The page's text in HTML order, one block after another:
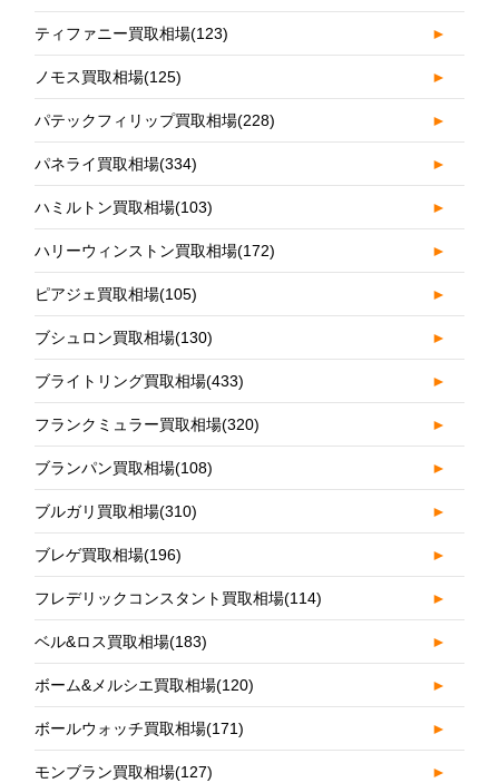
ティファニー買取相場(123) ►
ノモス買取相場(125) ►
パテックフィリップ買取相場(228) ►
パネライ買取相場(334) ►
ハミルトン買取相場(103) ►
ハリーウィンストン買取相場(172) ►
ピアジェ買取相場(105) ►
ブシュロン買取相場(130) ►
ブライトリング買取相場(433) ►
フランクミュラー買取相場(320) ►
ブランパン買取相場(108) ►
ブルガリ買取相場(310) ►
ブレゲ買取相場(196) ►
フレデリックコンスタント買取相場(114) ►
ベル&ロス買取相場(183) ►
ボーム&メルシエ買取相場(120) ►
ボールウォッチ買取相場(171) ►
モンブラン買取相場(127) ►